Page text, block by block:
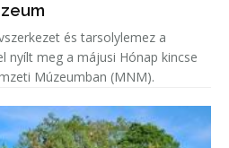
és tarsolylemez a
nyílt meg a májusi Hónap kincse
Múzeumban (MNM).